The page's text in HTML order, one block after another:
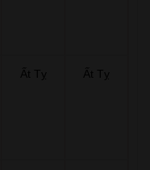
Ất Tỵ Ất Tỵ